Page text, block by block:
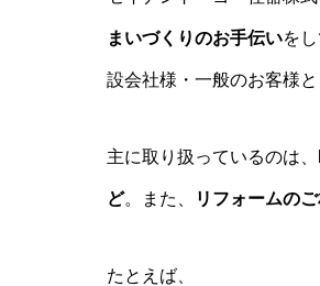
まいづくりのお手伝いを
設会社様・一般のお客様
主に取り扱っているのは、
ど。また、 リフォームの
たとえば、